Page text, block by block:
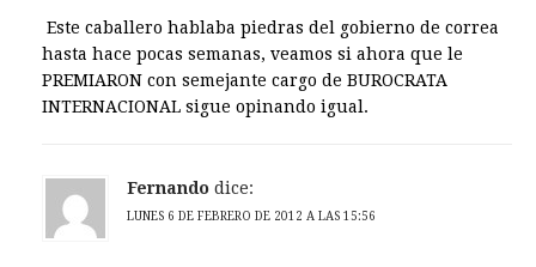
Este caballero hablaba piedras del gobierno de correa
hasta hace pocas semanas, veamos si ahora que le
PREMIARON con semejante cargo de BUROCRATA
INTERNACIONAL sigue opinando igual.
Fernando dice:
LUNES 6 DE FEBRERO DE 2012 A LAS 15:56